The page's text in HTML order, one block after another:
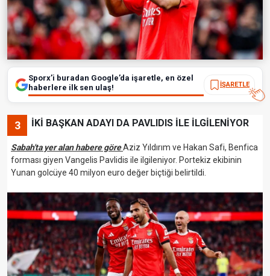
Sporx’i buradan Google’da işaretle, en özel
haberlere ilk sen ulaş!
İŞARETLE
3 İKİ BAŞKAN ADAYI DA PAVLIDIS İLE İLGİLENİYOR
Sabah'ta yer alan habere göreAziz Yıldırım ve Hakan Safi, Benfica
forması giyen Vangelis Pavlidis ile ilgileniyor. Portekiz ekibinin
Yunan golcüye 40 milyon euro değer biçtiği belirtildi.